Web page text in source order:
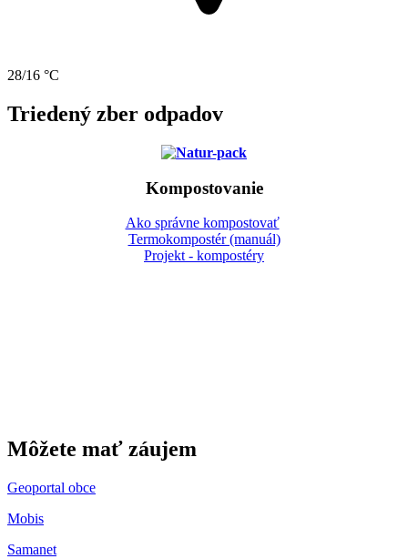
28/16 °C
Triedený zber odpadov
Kompostovanie
Ako správne kompostovať
Termokompostér (manuál)
Projekt - kompostéry
Môžete mať záujem
Geoportal obce
Mobis
Samanet